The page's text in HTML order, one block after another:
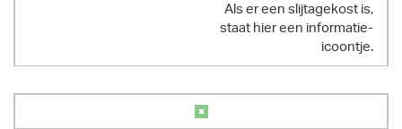
Als er een slijtagekost is,
staat hier een informatie-
icoontje.